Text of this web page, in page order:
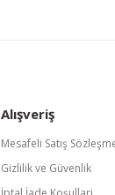
Alışveriş
Mesafeli Satış
Gizlilik ve Güvenlik